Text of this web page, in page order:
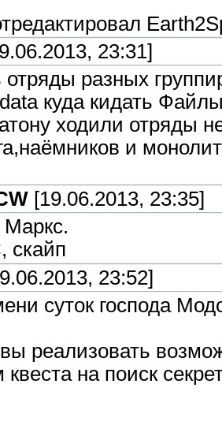
23:31]
отряды разных
куда кидать
ходили отряды
и
[19.06.2013, 23:35]
Маркс.
скайп
23:52]
суток господа
реализовать
на поиск